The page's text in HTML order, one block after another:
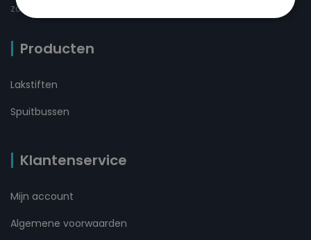
zo comfortabel mogelijk te herstellen.
Producten
Lakstiften
Spuitbussen
Klantenservice
Mijn account
Algemene voorwaarden